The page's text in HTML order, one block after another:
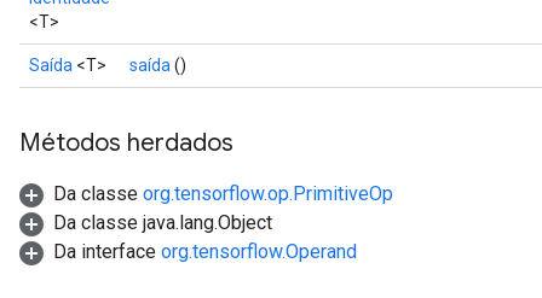
<T>
Saída <T> saída ()
Métodos herdados
Da classe org.tensorflow.op.PrimitiveOp
Da classe java.lang.Object
Da interface org.tensorflow.Operand